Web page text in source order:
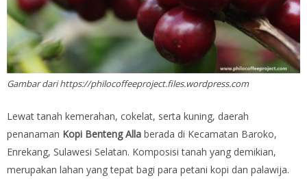
Gambar dari https://philocoffeeproject.files.wordpress.com
Lewat tanah kemerahan, cokelat, serta kuning, daerah
penanaman Kopi Benteng Alla berada di Kecamatan Baroko,
Enrekang, Sulawesi Selatan. Komposisi tanah yang demikian,
merupakan lahan yang tepat bagi para petani kopi dan palawija.